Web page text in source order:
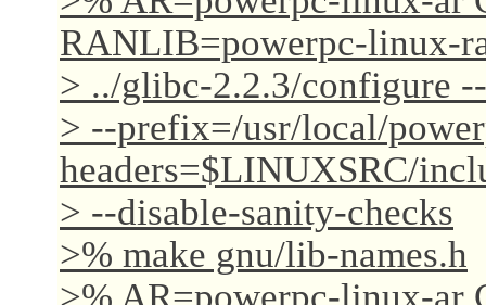
RANLIB=powerpc-linux-
> ../glibc-2.2.3/configure
> --prefix=/usr/local/
headers=$LINUXSRC/
> --disable-sanity-checks
>% make gnu/lib-names.h
>% AR=powerpc-linux-ar